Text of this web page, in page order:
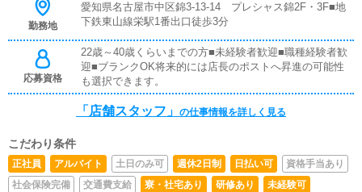
勤務地
愛知県名古屋市中区錦3-13-14 プレシャス錦2F・3F■地
下鉄東山線栄駅1番出口徒歩3分
応募資格
22歳～40歳くらいまでの方■未経験者歓迎■職種経験者歓
迎■ブランクOK将来的には店長のポストへ昇進の可能性
も選択できます。
「店舗スタッフ」 の仕事情報を詳しく見る
こだわり条件
正社員 アルバイト 土日のみ可 週休2日制 日払い可
資格手当あり
社会保険完備
交通費支給 寮・社宅あり 研修あり
未経験可